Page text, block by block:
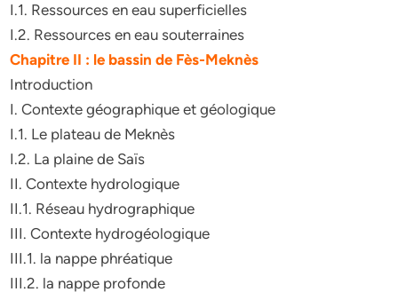
I.1. Ressources en eau superficielles
I.2. Ressources en eau souterraines
Chapitre II : le bassin de Fès-Meknès
Introduction
I. Contexte géographique et géologique
I.1. Le plateau de Meknès
I.2. La plaine de Saïs
II. Contexte hydrologique
II.1. Réseau hydrographique
III. Contexte hydrogéologique
III.1. la nappe phréatique
III.2. la nappe profonde